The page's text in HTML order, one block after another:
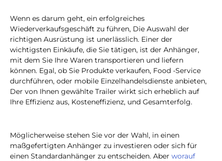
Wenn es darum geht, ein erfolgreiches
Wiederverkaufsgeschäft zu führen, Die Auswahl der
richtigen Ausrüstung ist unerlässlich. Einer der
wichtigsten Einkäufe, die Sie tätigen, ist der Anhänger,
mit dem Sie Ihre Waren transportieren und liefern
können. Egal, ob Sie Produkte verkaufen, Food -Service
durchführen, oder mobile Einzelhandelsdienste anbieten,
Der von Ihnen gewählte Trailer wirkt sich erheblich auf
Ihre Effizienz aus, Kosteneffizienz, und Gesamterfolg.
Möglicherweise stehen Sie vor der Wahl, in einen
maßgefertigten Anhänger zu investieren oder sich für
einen Standardanhänger zu entscheiden. Aber worauf